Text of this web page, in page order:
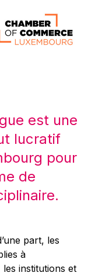
est une
lucratif
pour
de
part, les
à
institutions et